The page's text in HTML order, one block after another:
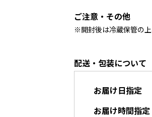
ご注意・その他
※開封後は冷蔵保管の
配送・包装について
お届け日指定
お届け時間指定